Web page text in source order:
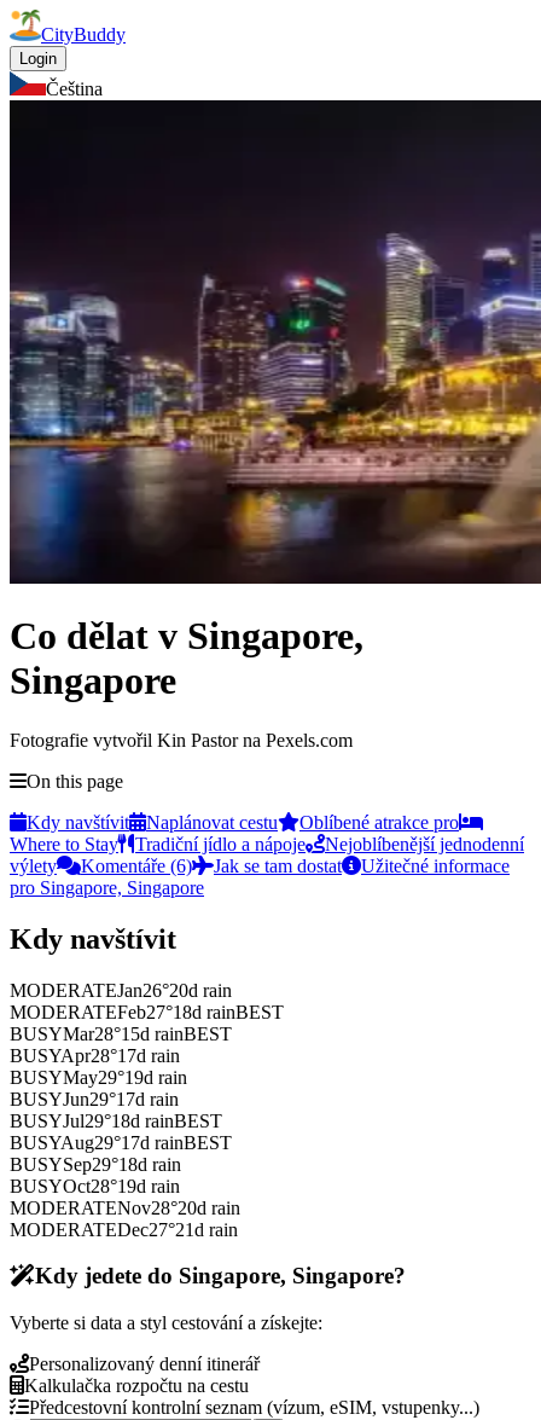
CityBuddy
Login
Čeština
Co dělat v Singapore,
Singapore
Fotografie vytvořil Kin Pastor na Pexels.com
On this page
Kdy navštívit
Naplánovat cestu
Oblíbené atrakce pro
Where to Stay
Tradiční jídlo a nápoje
Nejoblíbenější jednodenní
výlety
Komentáře (6) Jak se tam dostat
Užitečné informace
pro Singapore, Singapore
Kdy navštívit
MODERATEJan26°20d rain
MODERATEFeb27°18d rainBEST
BUSYMar28°15d rainBEST
BUSYApr28°17d rain
BUSYMay29°19d rain
BUSYJun29°17d rain
BUSYJul29°18d rainBEST
BUSYAug29°17d rainBEST
BUSYSep29°18d rain
BUSYOct28°19d rain
MODERATENov28°20d rain
MODERATEDec27°21d rain
Kdy jedete do Singapore, Singapore?
Vyberte si data a styl cestování a získejte:
Personalizovaný denní itinerář
Kalkulačka rozpočtu na cestu
Předcestovní kontrolní seznam (vízum, eSIM, vstupenky...)